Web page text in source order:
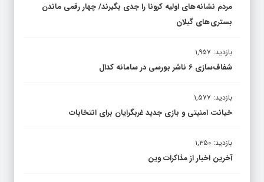
مردم نشانه های اولیه کرونا را جدی بگیرند/ چهار رقمی ماندن
بستری های گیلان
بازدید: ۱,۹۵۷
شفاف‌سازی ۶ ناشر بورسی در سامانه کدال
بازدید: ۱,۵۷۷
خیانت امنیتی و بازی جدید غربگرایان برای انتخابات
بازدید: ۱,۳۵۰
آخرین اخبار از مذاکرات وین